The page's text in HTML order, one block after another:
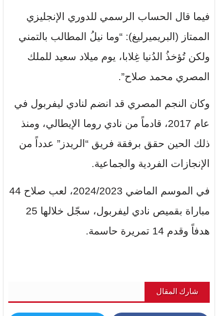
فيما قال الحساب الرسمي للدوري الإنجليزي
الممتاز (البريميرليغ): “وما نيلُ المطالب بالتمني
ولكن تُؤخذُ الدُنيا غِلابا، يوم ميلاد سعيد للملك
المصري محمد صلاح”.
وكان النجم المصري قد انضم لنادي ليفربول في
عام 2017، قادماً من نادي روما الإيطالي، ومنذ
ذلك الحين حقق برفقة فريق “الريدز” عدداً من
الإنجازات الفردية والجماعية.
في الموسم الماضي 2024/2023، لعب صلاح 44
مباراة بقميص نادي ليفربول، سجّل خلالها 25
هدفاً وقدم 14 تمريرة حاسمة.
شارك المقال